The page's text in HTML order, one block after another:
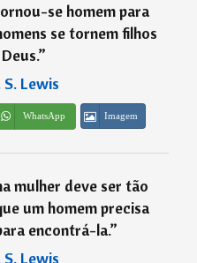
se homem para
se tornem filhos
”
S. Lewis
WhatsApp Imagem
mulher deve ser tão
um homem precisa
encontrá-la.”
S. Lewis